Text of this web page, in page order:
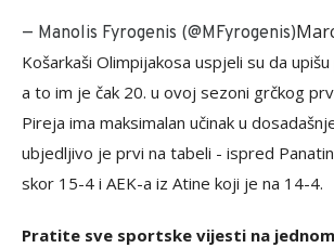
— Manolis Fyrogenis (@MFyrogenis)
Košarkaši Olimpijakosa uspjeli su da
a to im je čak 20. u ovoj sezoni grčkog
Pireja ima maksimalan učinak u
ubjedljivo je prvi na tabeli - ispred
skor 15-4 i AEK-a iz Atine koji je na 14-4.
Pratite sve sportske vijesti na